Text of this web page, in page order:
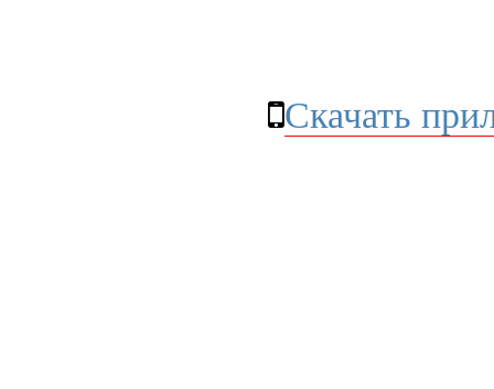
Скачать